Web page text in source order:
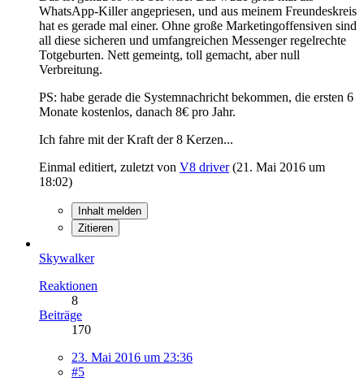
WhatsApp-Killer angepriesen, und aus meinem Freundeskreis
hat es gerade mal einer. Ohne große Marketingoffensiven sind
all diese sicheren und umfangreichen Messenger regelrechte
Totgeburten. Nett gemeintg, toll gemacht, aber null
Verbreitung.
PS: habe gerade die Systemnachricht bekommen, die ersten 6
Monate kostenlos, danach 8€ pro Jahr.
Ich fahre mit der Kraft der 8 Kerzen...
Einmal editiert, zuletzt von V8 driver(21. Mai 2016 um
18:02)
Inhalt melden
Zitieren
Skywalker
Reaktionen
8
Beiträge
170
23. Mai 2016 um 23:36
#5